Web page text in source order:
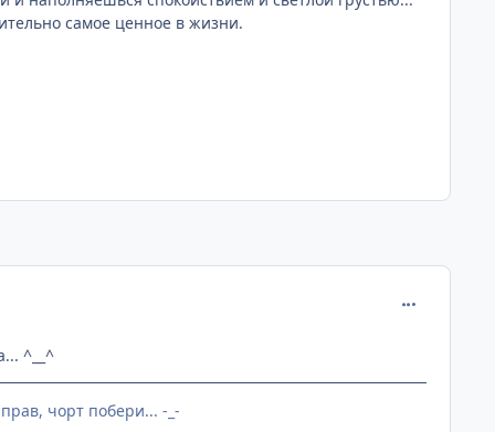
самое ценное в жизни.
^__^
чорт побери... -_-